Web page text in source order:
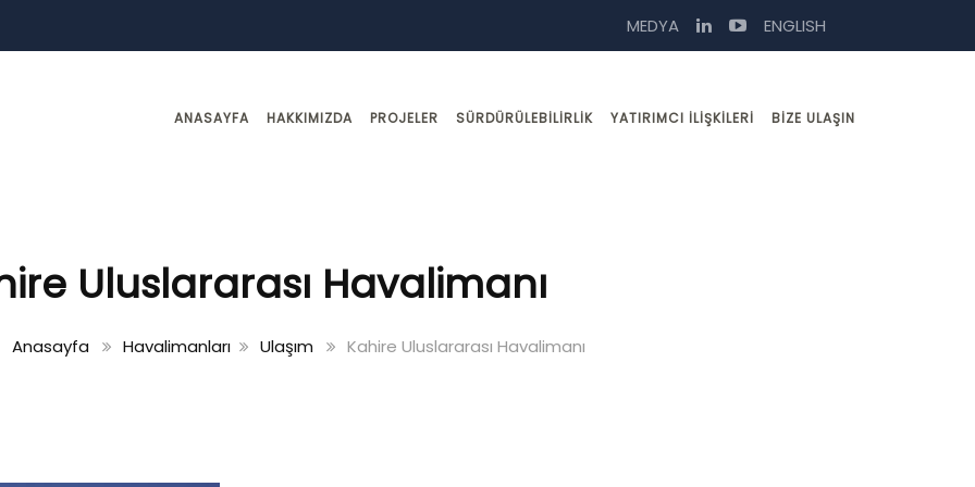
MEDYA ENGLISH
ANASAYFA HAKKIMIZDA PROJELER SÜRDÜRÜLEBILIRLIK YATIRIMCI İLIŞKILERI BIZE ULAŞIN
Uluslararası Havalimanı
Anasayfa Havalimanları Ulaşım Kahire Uluslararası Havalimanı